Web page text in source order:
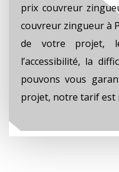
prix couvreur
couvreur zingueur à
de votre projet,
l’accessibilité, la
pouvons vous
projet, notre tarif est